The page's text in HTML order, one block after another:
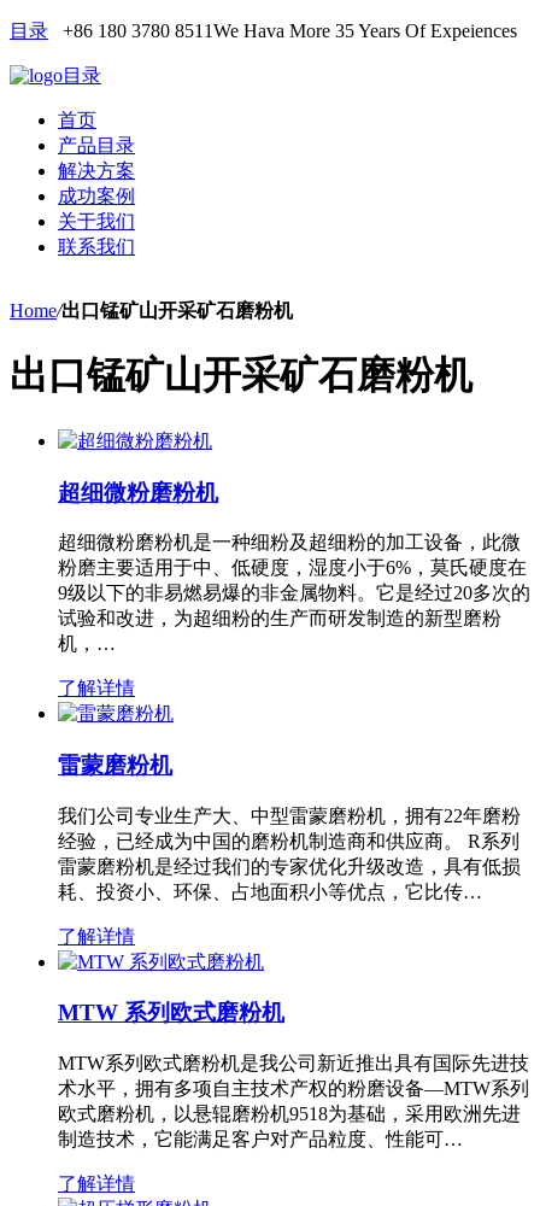
目录 +86 180 3780 8511We Hava More 35 Years Of Expeiences
目录
首页
产品目录
解决方案
成功案例
关于我们
联系我们
Home/出口锰矿山开采矿石磨粉机
出口锰矿山开采矿石磨粉机
超细微粉磨粉机
超细微粉磨粉机是一种细粉及超细粉的加工设备，此微
粉磨主要适用于中、低硬度，湿度小于6%，莫氏硬度在
9级以下的非易燃易爆的非金属物料。它是经过20多次的
试验和改进，为超细粉的生产而研发制造的新型磨粉
机，…
了解详情
雷蒙磨粉机
我们公司专业生产大、中型雷蒙磨粉机，拥有22年磨粉
经验，已经成为中国的磨粉机制造商和供应商。 R系列
雷蒙磨粉机是经过我们的专家优化升级改造，具有低损
耗、投资小、环保、占地面积小等优点，它比传…
了解详情
MTW 系列欧式磨粉机
MTW系列欧式磨粉机是我公司新近推出具有国际先进技
术水平，拥有多项自主技术产权的粉磨设备—MTW系列
欧式磨粉机，以悬辊磨粉机9518为基础，采用欧洲先进
制造技术，它能满足客户对产品粒度、性能可…
了解详情